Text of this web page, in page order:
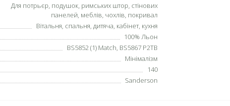
Для потрьєр, подушок, римських штор, стінових
панелей, меблів, чохлів, покривал
Вітальня, спальня, дитяча, кабінет, кухня
100% Льон
BS5852 (1) Match, BS5867 P2TB
Мінімалізм
140
Sanderson